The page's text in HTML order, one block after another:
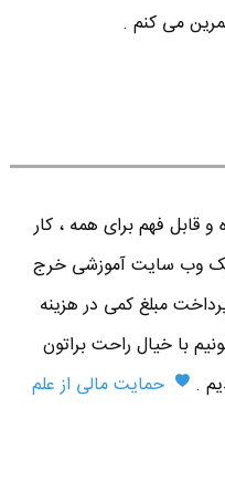
می کنم .
قابل فهم برای همه ، کار
یک وب سایت آموزشی خرج
پرداخت مبلغ کمی در هزینه
با خیال راحت براتون
.
حمایت مالی از علم